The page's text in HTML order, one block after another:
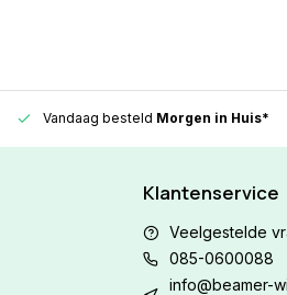
Vandaag besteld Morgen in Huis*
Klantenservice
Veelgestelde
085-0600088
info@beamer-